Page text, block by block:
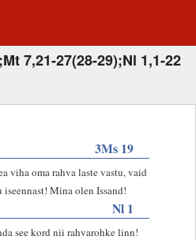
7,21-27(28-29);Nl 1,1-22
3Ms 19
viha oma rahva laste vastu, vaid
iseennast! Mina olen Issand!
Nl 1
see kord nii rahvarohke linn!